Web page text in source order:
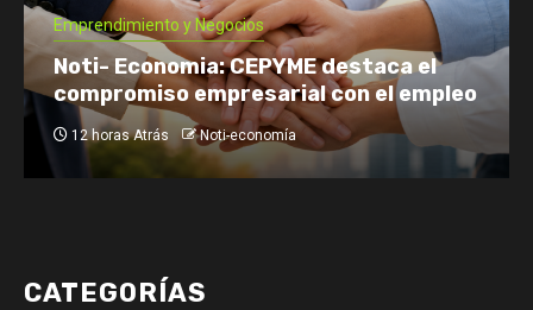
Finanzas: Noticias y Consejos Inversiones
Tomás Rebord EN VIVO: dónde verlo, a
qué hora y por qué es tendencia
1 día Atrás Noti-economía
CATEGORÍAS